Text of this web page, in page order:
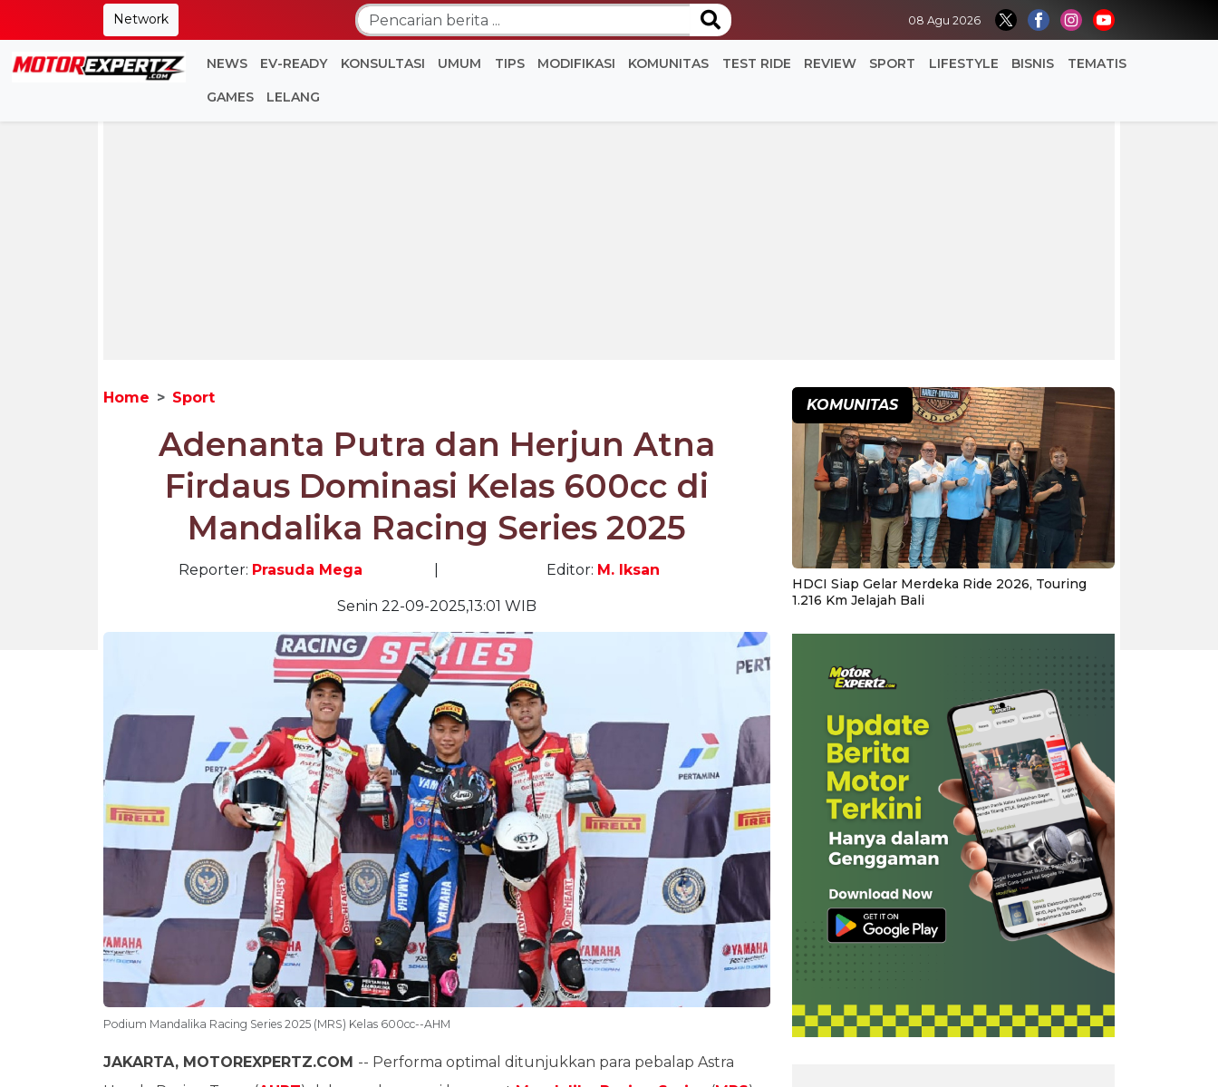
Network 08 Agu 2026
NEWS EV-READY KONSULTASI UMUM TIPS MODIFIKASI KOMUNITAS TEST RIDE REVIEW SPORT LIFESTYLE BISNIS TEMATIS
GAMES LELANG
Home Sport
Adenanta Putra dan Herjun Atna
Firdaus Dominasi Kelas 600cc di
Mandalika Racing Series 2025
Reporter: Prasuda Mega Editor: M. Iksan
Senin 22-09-2025,13:01 WIB
Podium Mandalika Racing Series 2025 (MRS) Kelas 600cc--AHM
JAKARTA, MOTOREXPERTZ.COM -- Performa optimal ditunjukkan para pebalap Astra
KOMUNITAS
HDCI Siap Gelar Merdeka Ride 2026, Touring
1.216 Km Jelajah Bali